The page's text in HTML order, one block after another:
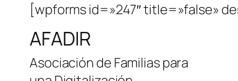
[wpforms id=»247″ title=»false»
AFADIR
Asociación de Familias para